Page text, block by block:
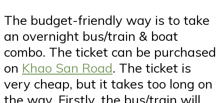
The budget-friendly way is to take
an overnight bus/train & boat
combo. The ticket can be purchased
on Khao San Road. The ticket is
very cheap, but it takes too long on
the way. Firstly, the bus/train will